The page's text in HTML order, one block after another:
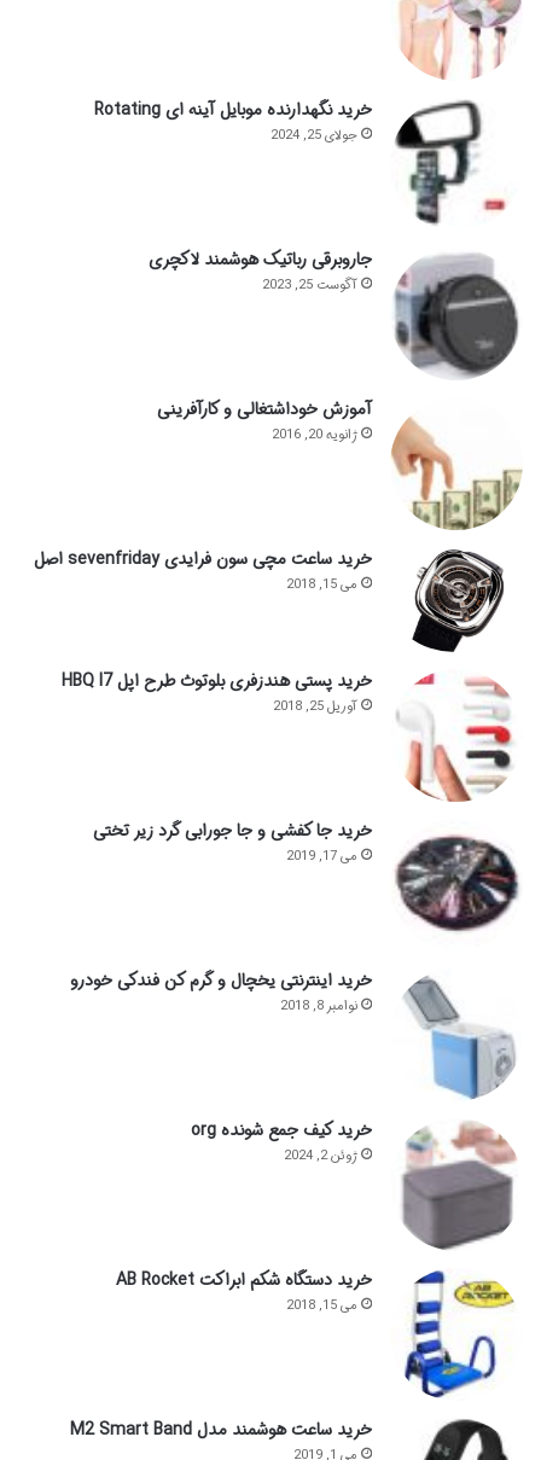
خرید نگهدارنده موبایل آینه ای Rotating
جولای 25, 2024
جاروبرقی رباتیک هوشمند لاکچری
آگوست 25, 2023
آموزش خوداشتغالی و کارآفرینی
ژانویه 20, 2016
خرید ساعت مچی سون فرایدی sevenfriday اصل
می 15, 2018
خرید پستی هندزفری بلوتوث طرح اپل HBQ I7
آوریل 25, 2018
خرید جا کفشی و جا جورابی گرد زیر تختی
می 17, 2019
خرید اینترنتی یخچال و گرم کن فندکی خودرو
نوامبر 8, 2018
خرید کیف جمع شونده org
ژوئن 2, 2024
خرید دستگاه شکم ابراکت AB Rocket
می 15, 2018
خرید ساعت هوشمند مدل M2 Smart Band
می 1, 2019